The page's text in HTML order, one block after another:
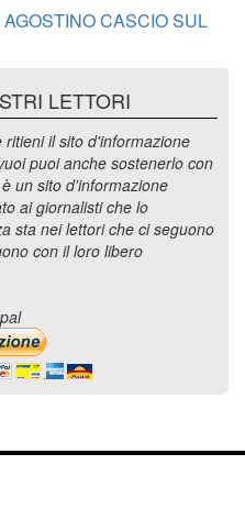
CASCIO SUL
LETTORI
il sito d'informazione
puoi anche sostenerlo con
un sito d'informazione
ai giornalisti che lo
sta nei lettori che ci seguono
con il loro libero